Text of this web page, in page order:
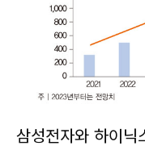
삼성전자와 하이